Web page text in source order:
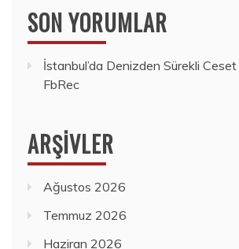
SON YORUMLAR
İstanbul’da Denizden Sürekli Ceset
FbRec
ARŞIVLER
Ağustos 2026
Temmuz 2026
Haziran 2026